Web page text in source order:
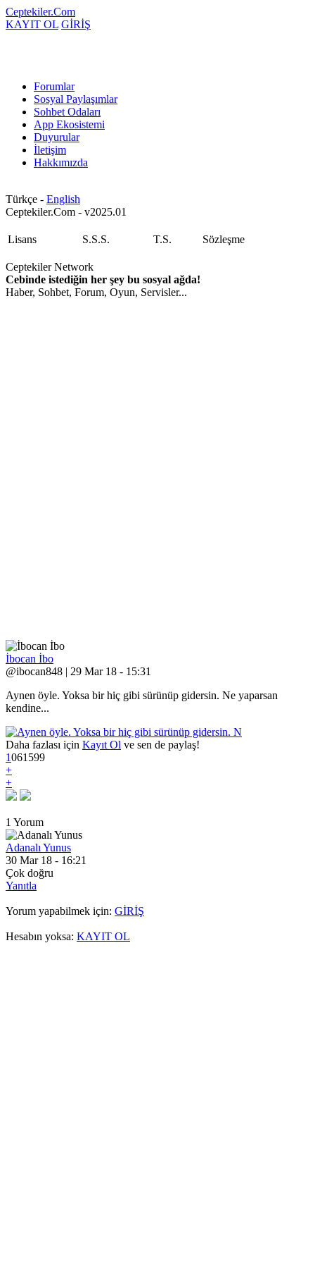
Ceptekiler.Com
KAYIT OL GİRİŞ
Forumlar
Sosyal Paylaşımlar
Sohbet Odaları
App Ekosistemi
Duyurular
İletişim
Hakkımızda
Türkçe - English
Ceptekiler.Com - v2025.01
Lisans S.S.S. T.S. Sözleşme
Ceptekiler Network
Cebinde istediğin her şey bu sosyal ağda!
Haber, Sohbet, Forum, Oyun, Servisler...
İbocan İbo
@ibocan848 | 29 Mar 18 - 15:31
Aynen öyle. Yoksa bir hiç gibi sürünüp gidersin. Ne yaparsan
kendine...
Daha fazlası için Kayıt Ol ve sen de paylaş!
1061599
+
+
1 Yorum
Adanalı Yunus
30 Mar 18 - 16:21
Çok doğru
Yanıtla
Yorum yapabilmek için: GİRİŞ
Hesabın yoksa: KAYIT OL